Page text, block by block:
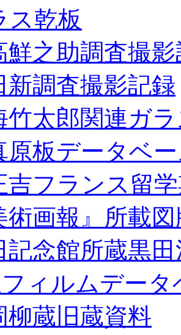
ス乾板
鮮之助調査撮
新調査撮影記録
竹太郎関連ガ
原板データベ
吉フランス留
術画報』所載
記念館所蔵黒
ィルムデータ
柳蔵旧蔵資料